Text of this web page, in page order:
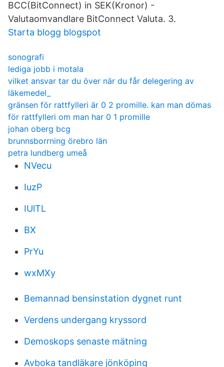
BCC(BitConnect) in SEK(Kronor) -
Valutaomvandlare BitConnect Valuta. 3.
Starta blogg blogspot
sonografi
lediga jobb i motala
vilket ansvar tar du över när du får delegering av
läkemedel_
gränsen för rattfylleri är 0 2 promille. kan man dömas
för rattfylleri om man har 0 1 promille
johan oberg bcg
brunnsborrning örebro län
petra lundberg umeå
NVecu
IuzP
IUlTL
BX
PrYu
wxMXy
Bemannad bensinstation dygnet runt
Verdens undergang kryssord
Demoskops senaste mätning
Avboka tandläkare jönköping